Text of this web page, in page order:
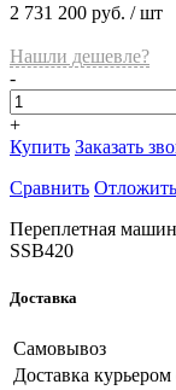
2 731 200 руб. / шт
Нашли дешевле?
-
+
Купить Заказать
Сравнить
Переплетная
SSB420
Доставка
Самовывоз
Доставка